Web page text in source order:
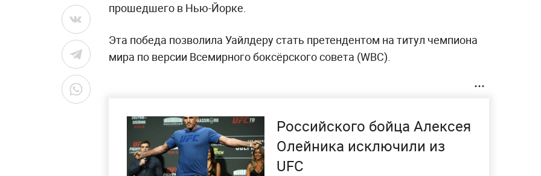
прошедшего в Нью-Йорке.
Эта победа позволила Уайлдеру стать претендентом на титул чемпиона
мира по версии Всемирного боксёрского совета (WBC).
Российского бойца Алексея
Олейника исключили из
UFC